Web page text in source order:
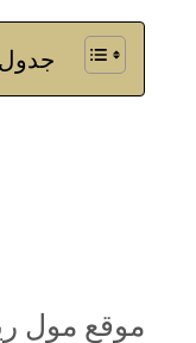
جدول
موقع مول